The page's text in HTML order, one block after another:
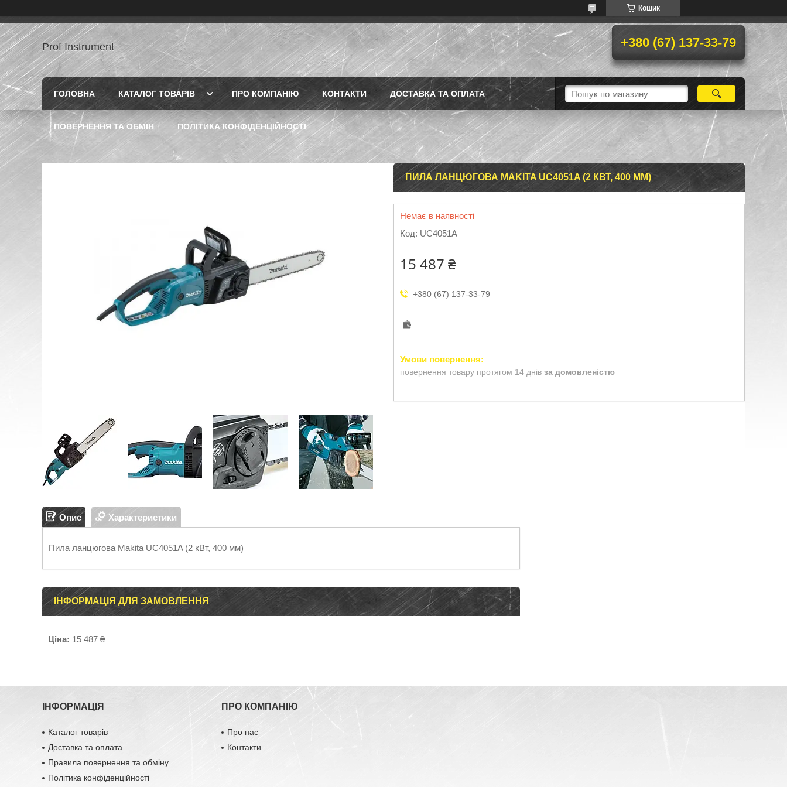
Кошик
Prof Instrument +380 (67) 137-33-79
ГОЛОВНА КАТАЛОГ ТОВАРІВ ПРО КОМПАНІЮ КОНТАКТИ ДОСТАВКА ТА ОПЛАТА
ПОВЕРНЕННЯ ТА ОБМІН ПОЛІТИКА КОНФІДЕНЦІЙНОСТІ
ПИЛА ЛАНЦЮГОВА MAKITA UC4051A (2 КВТ, 400 ММ)
Немає в наявності
Код: UC4051A
15 487 ₴
+380 (67) 137-33-79
повернення товару протягом 14 днів за домовленістю
Опис Характеристики
Пила ланцюгова Makita UC4051A (2 кВт, 400 мм)
ІНФОРМАЦІЯ ДЛЯ ЗАМОВЛЕННЯ
Ціна: 15 487 ₴
ІНФОРМАЦІЯ
Каталог товарів
Доставка та оплата
Правила повернення та обміну
Політика конфіденційності
ПРО КОМПАНІЮ
Про нас
Контакти